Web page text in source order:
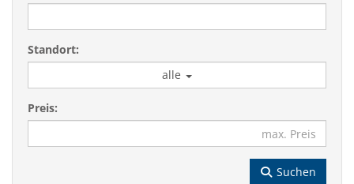
Standort:
alle
Preis:
Suchen